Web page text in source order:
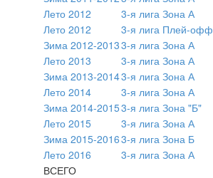
Лето 2012
3-я лига Зона А
Лето 2012
3-я лига Плей-офф
Зима 2012-20133-я лига Зона А
Лето 2013
3-я лига Зона А
Зима 2013-20143-я лига Зона А
Лето 2014
3-я лига Зона А
Зима 2014-20153-я лига Зона "Б"
Лето 2015
3-я лига Зона А
Зима 2015-20163-я лига Зона Б
Лето 2016
3-я лига Зона А
ВСЕГО